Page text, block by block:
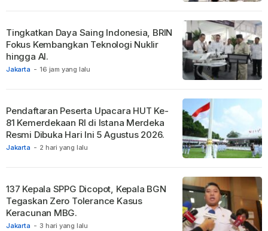
Jakarta - 16 jam yang lalu
Tingkatkan Daya Saing Indonesia, BRIN
Fokus Kembangkan Teknologi Nuklir
hingga AI.
Jakarta - 2 hari yang lalu
Pendaftaran Peserta Upacara HUT Ke-
81 Kemerdekaan RI di Istana Merdeka
Resmi Dibuka Hari Ini 5 Agustus 2026.
Jakarta - 3 hari yang lalu
137 Kepala SPPG Dicopot, Kepala BGN
Tegaskan Zero Tolerance Kasus
Keracunan MBG.